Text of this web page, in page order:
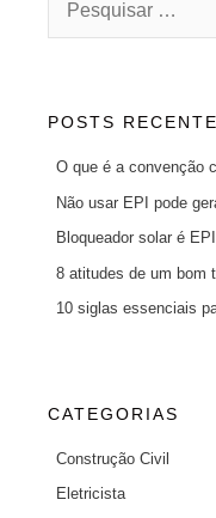
POSTS
O que é a convenção
Não usar EPI pode
Bloqueador solar é
8 atitudes de um bom
10 siglas essenciais
CATEGORIAS
Construção Civil
Eletricista